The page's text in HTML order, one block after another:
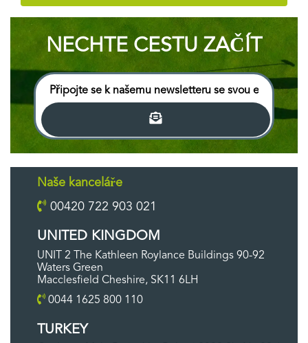
NECHTE CESTU ZAČÍT
Naše kanceláře
00420 722 903 021
UNITED KINGDOM
UNIT 2 The Kathleen Roylance Buildings 90-92
Waters Green
Macclesfield Cheshire, SK11 6LH
0044 1625 800 110
TURKEY